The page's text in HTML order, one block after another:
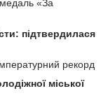
«За
підтвердилася
рекорд
міської